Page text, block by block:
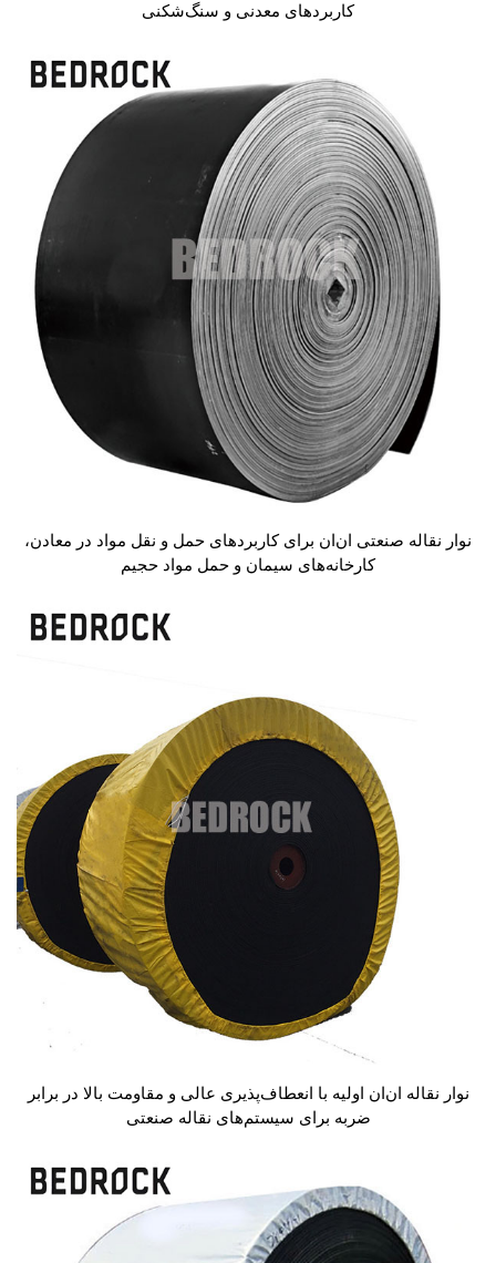
کاربردهای معدنی و سنگ‌شکنی
نوار نقاله صنعتی ان‌ان برای کاربردهای حمل و نقل مواد در معادن،
کارخانه‌های سیمان و حمل مواد حجیم
نوار نقاله ان‌ان اولیه با انعطاف‌پذیری عالی و مقاومت بالا در برابر
ضربه برای سیستم‌های نقاله صنعتی